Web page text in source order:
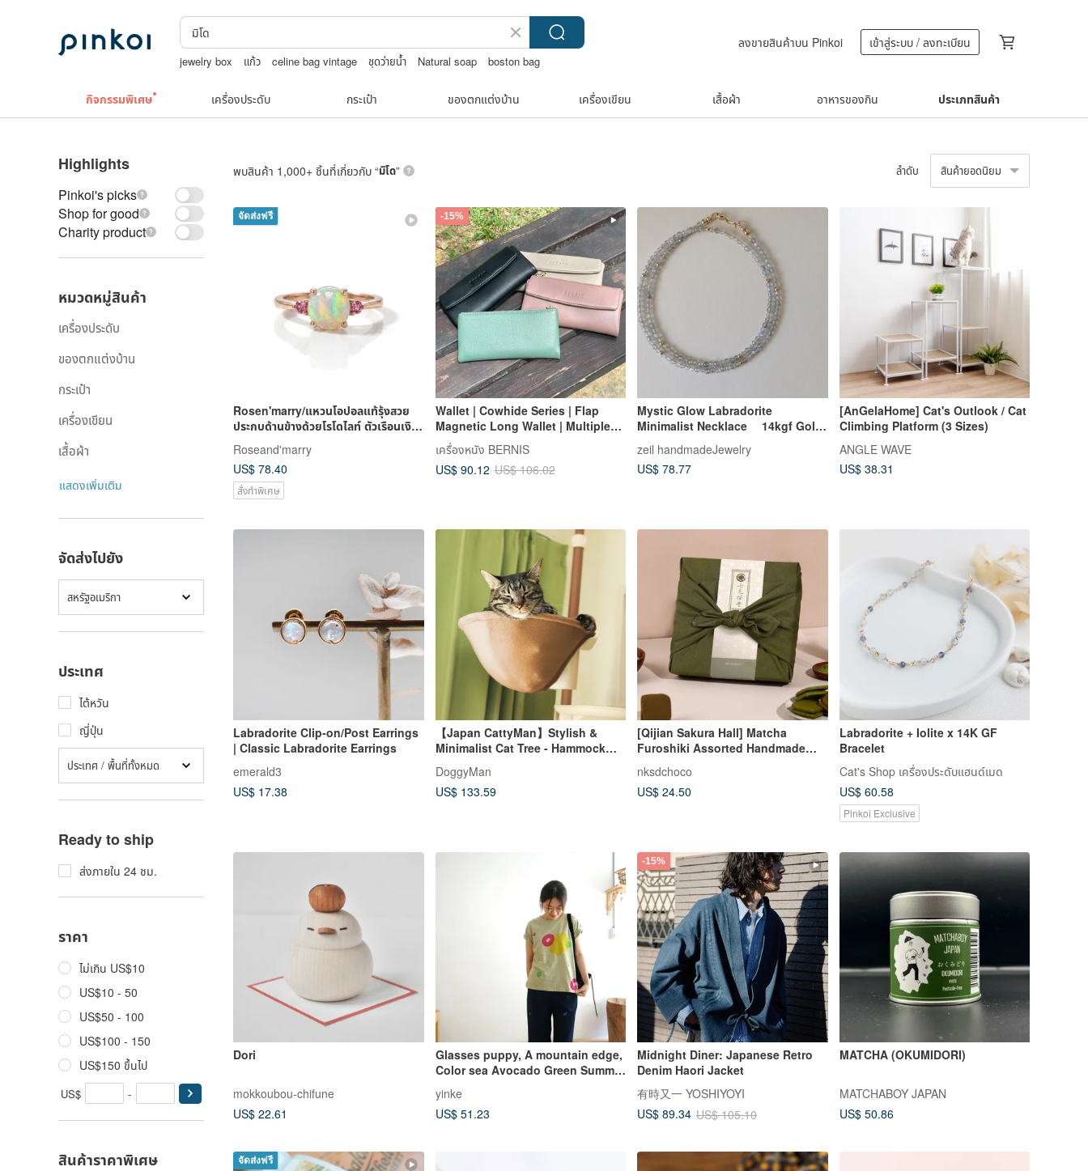
jewelry box แก้ว celine bag vintage ชุดว่ายน้ำ Natural soap
boston bag
ลงขายสินค้าบน Pinkoi เข้าสู่ระบบ / ลงทะเบียน
กิจกรรมพิเศษ เครื่องประดับ กระเป๋า ของตกแต่งบ้าน เครื่องเขียน เสื้อผ้า อาหารของกิน ประเภทสินค้า
Highlights
Pinkoi's picks
Shop for good
Charity product
หมวดหมู่สินค้า
เครื่องประดับ
ของตกแต่งบ้าน
กระเป๋า
เครื่องเขียน
เสื้อผ้า
แสดงเพิ่มเติม
จัดส่งไปยัง
สหรัฐอเมริกา
ประเทศ
ไต้หวัน
ญี่ปุ่น
ประเทศ / พื้นที่ทั้งหมด
Ready to ship
ส่งภายใน 24 ชม.
ราคา
ไม่เกิน US$10
US$10 - 50
US$50 - 100
US$100 - 150
US$150 ขึ้นไป
US$ -
สินค้าราคาพิเศษ
พบสินค้า 1,000+ ชิ้นที่เกี่ยวกับ “มิโด” ลำดับ สินค้ายอดนิยม
จัดส่งฟรี
Rosen'marry/แหวนโอปอลแท้รุ้งสวย
ประกบด้านข้างด้วยโรโดไลท์ ตัวเรือนเงิน
Roseand'marry
US$ 78.40
สั่งทำพิเศษ
-15%
Wallet | Cowhide Series | Flap
Magnetic Long Wallet | Multiple
Colors Available
เครื่องหนัง BERNIS
US$ 90.12 US$ 106.02
Mystic Glow Labradorite
Minimalist Necklace 14kgf Gold-
zeil handmadeJewelry
US$ 78.77
[AnGelaHome] Cat's Outlook / Cat
Climbing Platform (3 Sizes)
ANGLE WAVE
US$ 38.31
Labradorite Clip-on/Post Earrings
| Classic Labradorite Earrings
emerald3
US$ 17.38
【Japan CattyMan】Stylish &
Minimalist Cat Tree - Hammock
Walkway Combo
DoggyMan
US$ 133.59
[Qijian Sakura Hall] Matcha
Furoshiki Assorted Handmade
nksdchoco
US$ 24.50
Labradorite + Iolite x 14K GF
Bracelet
Cat's Shop เครื่องประดับแฮนด์เมด
US$ 60.58
Pinkoi Exclusive
Dori
mokkoubou-chifune
US$ 22.61
Glasses puppy, A mountain edge,
Color sea Avocado Green Summer
Handmade Print Short-Sleeve
Cotton Top
yinke
US$ 51.23
-15%
Midnight Diner: Japanese Retro
Denim Haori Jacket
有時又一 YOSHIYOYI
US$ 89.34 US$ 105.10
MATCHA (OKUMIDORI)
MATCHABOY JAPAN
US$ 50.86
จัดส่งฟรี